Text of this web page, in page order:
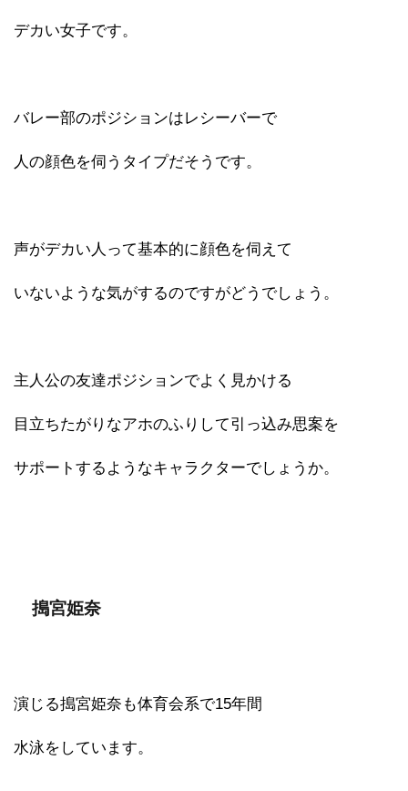
デカい女子です。
バレー部のポジションはレシーバーで
人の顔色を伺うタイプだそうです。
声がデカい人って基本的に顔色を伺えて
いないような気がするのですがどうでしょう。
主人公の友達ポジションでよく見かける
目立ちたがりなアホのふりして引っ込み思案を
サポートするようなキャラクターでしょうか。
搗宮姫奈
演じる搗宮姫奈も体育会系で15年間
水泳をしています。